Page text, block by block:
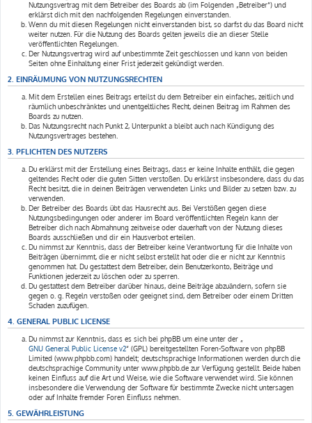
Nutzungsvertrag mit dem Betreiber des Boards ab (im Folgenden „Betreiber“) und
erklärst dich mit den nachfolgenden Regelungen einverstanden.
Wenn du mit diesen Regelungen nicht einverstanden bist, so darfst du das Board nicht
weiter nutzen. Für die Nutzung des Boards gelten jeweils die an dieser Stelle
veröffentlichten Regelungen.
Der Nutzungsvertrag wird auf unbestimmte Zeit geschlossen und kann von beiden
Seiten ohne Einhaltung einer Frist jederzeit gekündigt werden.
2. EINRÄUMUNG VON NUTZUNGSRECHTEN
Mit dem Erstellen eines Beitrags erteilst du dem Betreiber ein einfaches, zeitlich und
räumlich unbeschränktes und unentgeltliches Recht, deinen Beitrag im Rahmen des
Boards zu nutzen.
Das Nutzungsrecht nach Punkt 2, Unterpunkt a bleibt auch nach Kündigung des
Nutzungsvertrages bestehen.
3. PFLICHTEN DES NUTZERS
Du erklärst mit der Erstellung eines Beitrags, dass er keine Inhalte enthält, die gegen
geltendes Recht oder die guten Sitten verstoßen. Du erklärst insbesondere, dass du das
Recht besitzt, die in deinen Beiträgen verwendeten Links und Bilder zu setzen bzw. zu
verwenden.
Der Betreiber des Boards übt das Hausrecht aus. Bei Verstößen gegen diese
Nutzungsbedingungen oder anderer im Board veröffentlichten Regeln kann der
Betreiber dich nach Abmahnung zeitweise oder dauerhaft von der Nutzung dieses
Boards ausschließen und dir ein Hausverbot erteilen.
Du nimmst zur Kenntnis, dass der Betreiber keine Verantwortung für die Inhalte von
Beiträgen übernimmt, die er nicht selbst erstellt hat oder die er nicht zur Kenntnis
genommen hat. Du gestattest dem Betreiber, dein Benutzerkonto, Beiträge und
Funktionen jederzeit zu löschen oder zu sperren.
Du gestattest dem Betreiber darüber hinaus, deine Beiträge abzuändern, sofern sie
gegen o. g. Regeln verstoßen oder geeignet sind, dem Betreiber oder einem Dritten
Schaden zuzufügen.
4. GENERAL PUBLIC LICENSE
Du nimmst zur Kenntnis, dass es sich bei phpBB um eine unter der „
GNU General Public License v2“ (GPL) bereitgestellten Foren-Software von phpBB
Limited (www.phpbb.com) handelt; deutschsprachige Informationen werden durch die
deutschsprachige Community unter www.phpbb.de zur Verfügung gestellt. Beide haben
keinen Einfluss auf die Art und Weise, wie die Software verwendet wird. Sie können
insbesondere die Verwendung der Software für bestimmte Zwecke nicht untersagen
oder auf Inhalte fremder Foren Einfluss nehmen.
5. GEWÄHRLEISTUNG